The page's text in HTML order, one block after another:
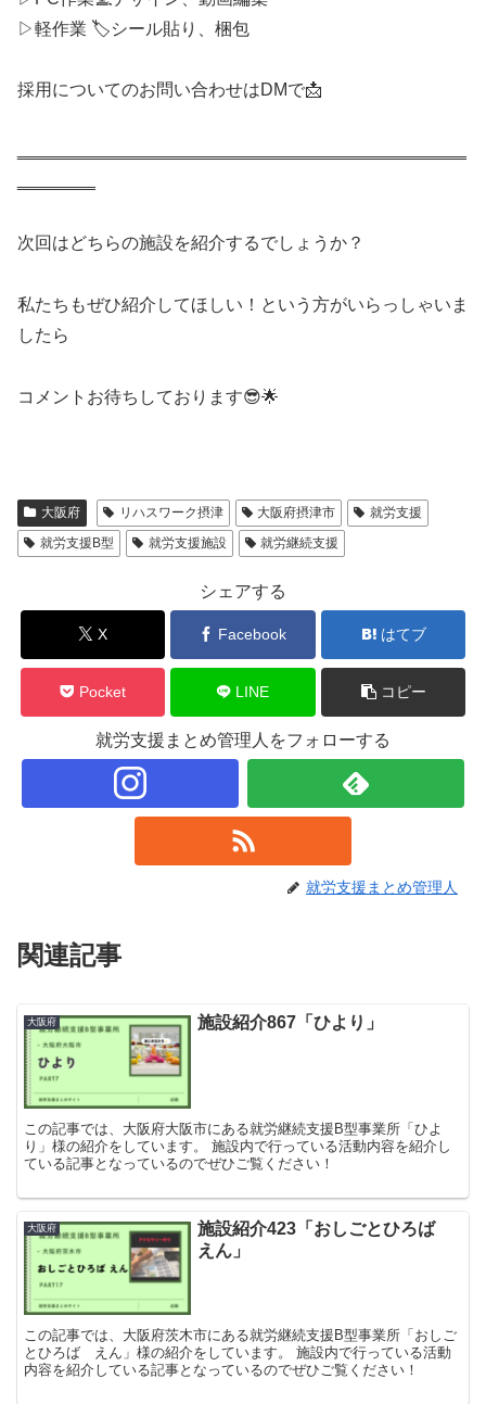
▷軽作業 🏷️シール貼り、梱包
採用についてのお問い合わせはDMで📩
次回はどちらの施設を紹介するでしょうか？
私たちもぜひ紹介してほしい！という方がいらっしゃいま
したら
コメントお待ちしております😎🌟
大阪府 リハスワーク摂津 大阪府摂津市
就労支援
就労支援B型
就労支援施設 就労継続支援
シェアする
X Facebook はてブ
Pocket LINE コピー
就労支援まとめ管理人をフォローする
就労支援まとめ管理人
関連記事
大阪府 施設紹介867「ひより」
この記事では、大阪府大阪市にある就労継続支援B型事業所「ひよ
り」様の紹介をしています。 施設内で行っている活動内容を紹介し
ている記事となっているのでぜひご覧ください！
大阪府
施設紹介423「おしごとひろば
えん」
この記事では、大阪府茨木市にある就労継続支援B型事業所「おしご
とひろば えん」様の紹介をしています。 施設内で行っている活動
内容を紹介している記事となっているのでぜひご覧ください！